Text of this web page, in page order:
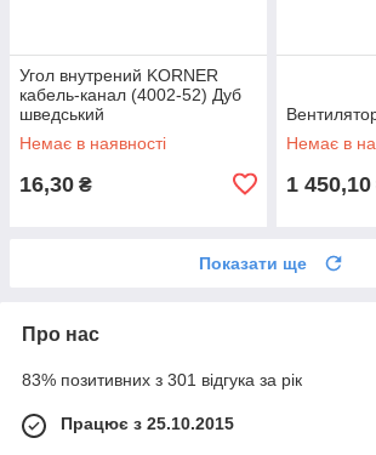
Угол внутрений KORNER
кабель-канал (4002-52) Дуб
шведський
Немає в наявності
16,30 ₴
Немає в
1 450,10
Показати ще
Про нас
83% позитивних з 301 відгука за рік
Працює з 25.10.2015